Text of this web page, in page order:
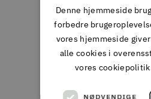
slide
1
slide
2 3
ALT I JAGT &
FISKERI,
Din partner i
Denne hjemmeside
forbedre
vores hjemmeside
alle cookies i
vores
NØDVENDIGE